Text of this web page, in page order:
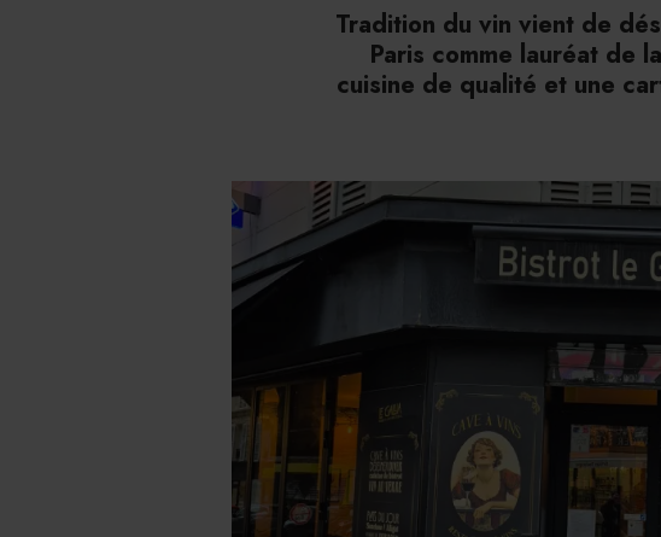
Tradition du vin vient de
Paris comme lauréat de
cuisine de qualité et une